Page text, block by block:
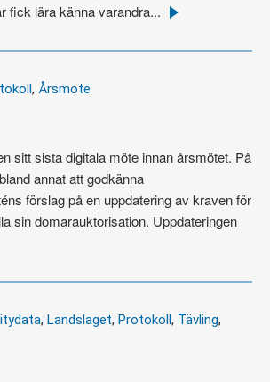
fick lära känna varandra... Läs
, Årsmöte
sitt sista digitala möte innan årsmötet. På
annat att godkänna
förslag på en uppdatering av kraven för
sin domarauktorisation. Uppdateringen
, Landslaget, Protokoll, Tävling,